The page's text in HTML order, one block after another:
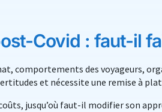
Covid : faut-il
comportements des voyageurs,
et nécessite une remise à
jusqu’où faut-il modifier son